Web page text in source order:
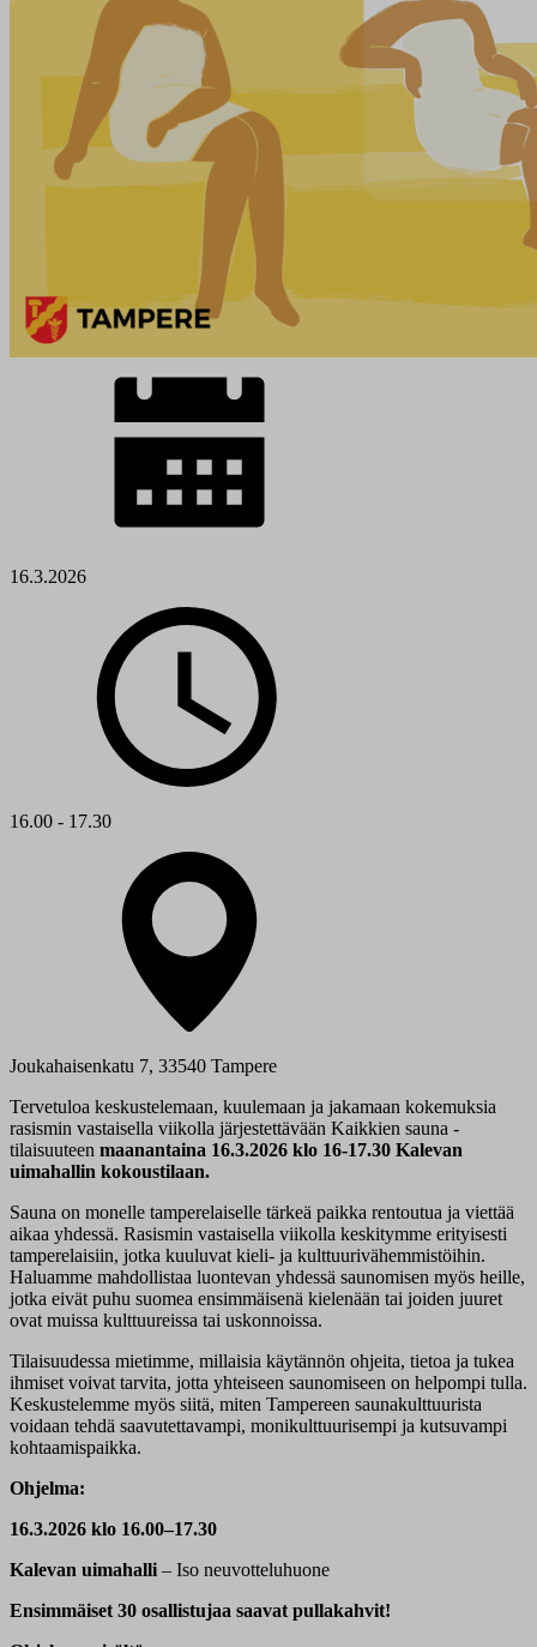
16.3.2026
16.00 - 17.30
Joukahaisenkatu 7, 33540 Tampere
Tervetuloa keskustelemaan, kuulemaan ja jakamaan kokemuksia
rasismin vastaisella viikolla järjestettävään Kaikkien sauna -
tilaisuuteen maanantaina 16.3.2026 klo 16-17.30 Kalevan
uimahallin kokoustilaan.
Sauna on monelle tamperelaiselle tärkeä paikka rentoutua ja viettää
aikaa yhdessä. Rasismin vastaisella viikolla keskitymme erityisesti
tamperelaisiin, jotka kuuluvat kieli- ja kulttuurivähemmistöihin.
Haluamme mahdollistaa luontevan yhdessä saunomisen myös heille,
jotka eivät puhu suomea ensimmäisenä kielenään tai joiden juuret
ovat muissa kulttuureissa tai uskonnoissa.
Tilaisuudessa mietimme, millaisia käytännön ohjeita, tietoa ja tukea
ihmiset voivat tarvita, jotta yhteiseen saunomiseen on helpompi tulla.
Keskustelemme myös siitä, miten Tampereen saunakulttuurista
voidaan tehdä saavutettavampi, monikulttuurisempi ja kutsuvampi
kohtaamispaikka.
Ohjelma:
16.3.2026 klo 16.00–17.30
Kalevan uimahalli – Iso neuvotteluhuone
Ensimmäiset 30 osallistujaa saavat pullakahvit!